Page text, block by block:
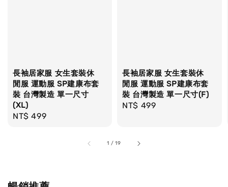
長袖居家服 女生套裝休
閒服 運動服 SP建康布套
裝 台灣製造 單一尺寸
(XL)
Regular
NT$ 499
長袖居家服 女生套裝休
閒服 運動服 SP建康布套
裝 台灣製造 單一尺寸(F)
Regular
NT$ 499
1 /19